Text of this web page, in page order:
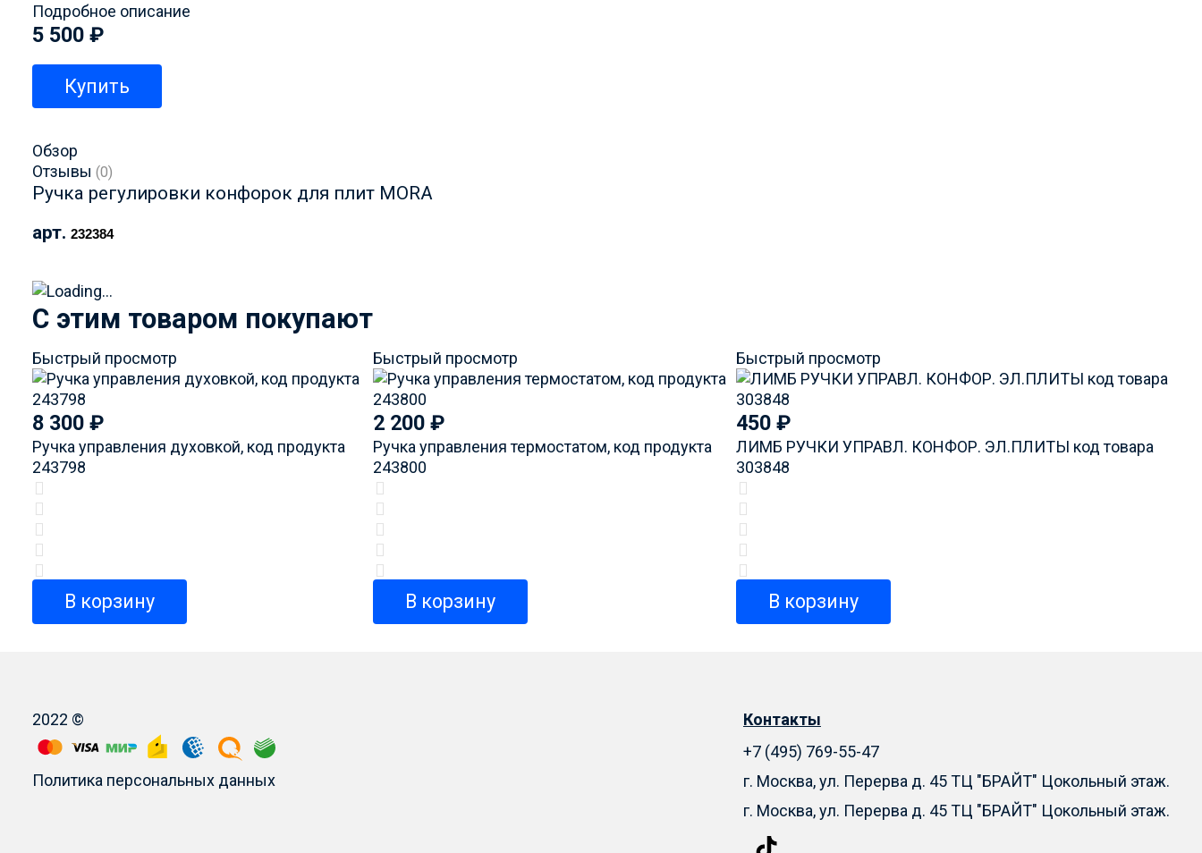
Подробное описание
5 500 ₽
Купить
Обзор
Отзывы (0)
Ручка регулировки конфорок для плит MORA
арт. 232384
C этим товаром покупают
Быстрый просмотр
8 300 ₽
Ручка управления духовкой, код продукта
243798
В корзину
Быстрый просмотр
2 200 ₽
Ручка управления термостатом, код продукта
243800
В корзину
Быстрый просмотр
450₽
ЛИМБ РУЧКИ УПРАВЛ. КОНФОР. ЭЛ.ПЛИТЫ код товара
303848
В корзину
2022 ©
Политика персональных данных
Контакты
+7 (495) 769-55-47
г. Москва, ул. Перерва д. 45 ТЦ "БРАЙТ" Цокольный этаж.
г. Москва, ул. Перерва д. 45 ТЦ "БРАЙТ" Цокольный этаж.